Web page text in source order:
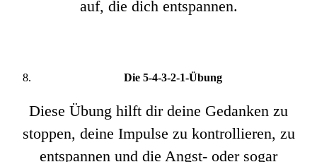
auf, die dich entspannen.
Die 5-4-3-2-1-Übung
Diese Übung hilft dir deine Gedanken zu
stoppen, deine Impulse zu kontrollieren, zu
entspannen und die Angst- oder sogar